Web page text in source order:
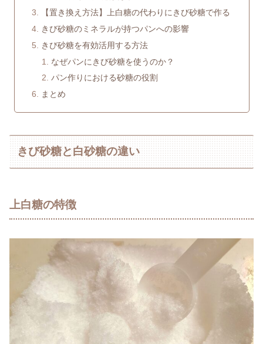
【置き換え方法】上白糖の代わりにきび砂糖で作る
きび砂糖のミネラルが持つパンへの影響
きび砂糖を有効活用する方法
なぜパンにきび砂糖を使うのか？
パン作りにおける砂糖の役割
まとめ
きび砂糖と白砂糖の違い
上白糖の特徴